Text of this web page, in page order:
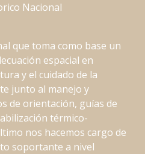
Nacional
que toma como base un
espacial en
y el cuidado de la
junto al manejo y
de orientación, guías de
térmico-
nos hacemos cargo de
soportante a nivel